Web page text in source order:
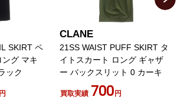
SKIRT ペ
ング マキ
ック
円
CLANE
21SS WAIST PUFF SKIRT タ
イトスカート ロング ギャザ
ー バックスリット 0 カーキ
買取実績 700円